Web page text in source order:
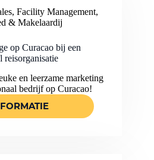
,Facility Management,
& Makelaardij
op Curacao bij een
reisorganisatie
en leerzame marketing
bedrijf op Curacao!
JOUW
FACILITAIRE